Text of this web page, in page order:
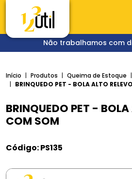
Não trabalhamos com
Início Produtos Queima de Estoque
BRINQUEDO PET - BOLA ALTO
BRINQUEDO PET - BOLA
COM SOM
Código: PS135